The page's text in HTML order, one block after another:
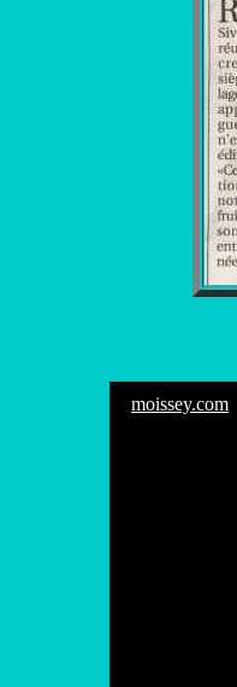
moissey.com